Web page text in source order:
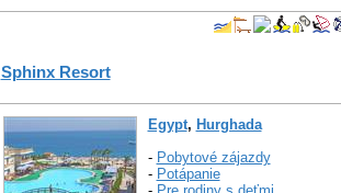
Sphinx Resort
Egypt, Hurghada
- Pobytové zájazdy
- Potápanie